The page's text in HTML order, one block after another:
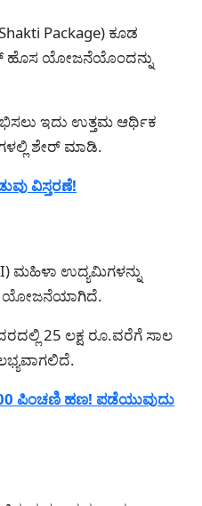
Package) ಕೂಡ
ಹೊಸ ಯೋಜನೆಯೊಂದನ್ನು
ಇದು ಉತ್ತಮ ಆರ್ಥಿಕ
ಶೇರ್ ಮಾಡಿ.
ವಿಸ್ತರಣೆ!
ಮಹಿಳಾ ಉದ್ಯಮಿಗಳನ್ನು
ಯೋಜನೆಯಾಗಿದೆ.
25 ಲಕ್ಷ ರೂ.ವರೆಗೆ ಸಾಲ
ಪಿಂಚಣಿ ಹಣ! ಪಡೆಯುವುದು